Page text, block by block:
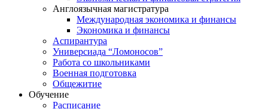
Англоязычная магистратура
Международная экономика и финансы
Экономика и финансы
Аспирантура
Универсиада “Ломоносов”
Работа со школьниками
Военная подготовка
Общежитие
Обучение
Расписание